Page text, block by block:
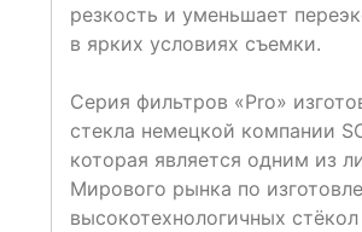
резкость и уменьшает
в ярких условиях съемки.
Серия фильтров «Pro»
стекла немецкой компании
которая является одним из
Мирового рынка по
высокотехнологичных